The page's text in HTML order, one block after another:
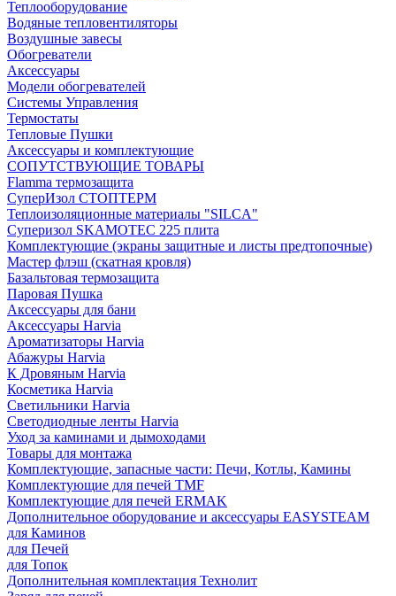
Теплооборудование
Водяные тепловентиляторы
Воздушные завесы
Обогреватели
Аксессуары
Модели обогревателей
Системы Управления
Термостаты
Тепловые Пушки
Аксессуары и комплектующие
СОПУТСТВУЮЩИЕ ТОВАРЫ
Flamma термозащита
СуперИзол СТОПТЕРМ
Теплоизоляционные материалы "SILCA"
Суперизол SKAMOTEC 225 плита
Комплектующие (экраны защитные и листы предтопочные)
Мастер флэш (скатная кровля)
Базальтовая термозащита
Паровая Пушка
Аксессуары для бани
Аксессуары Harvia
Ароматизаторы Harvia
Абажуры Harvia
К Дровяным Harvia
Косметика Harvia
Светильники Harvia
Светодиодные ленты Harvia
Уход за каминами и дымоходами
Товары для монтажа
Комплектующие, запасные части: Печи, Котлы, Камины
Комплектующие для печей TMF
Комплектующие для печей ERMAK
Дополнительное оборудование и аксессуары EASYSTEAM
для Каминов
для Печей
для Топок
Дополнительная комплектация Технолит